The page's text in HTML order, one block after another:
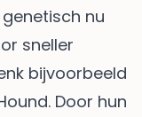
nu
sneller
bijvoorbeeld
Door hun